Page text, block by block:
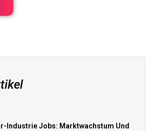
Industrie Jobs: Marktwachstum Und